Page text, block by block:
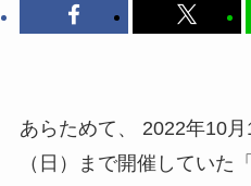
あらためて、 2022年10
（日）まで開催していた